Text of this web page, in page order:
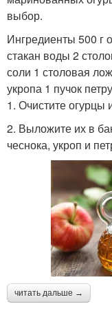
выбор.
Ингредиенты 500 г
стакан воды 2
соли 1 столовая
укропа 1 пучок
1. Очистите огурцы
2. Выложите их в
чеснока, укроп и
читать дальше →